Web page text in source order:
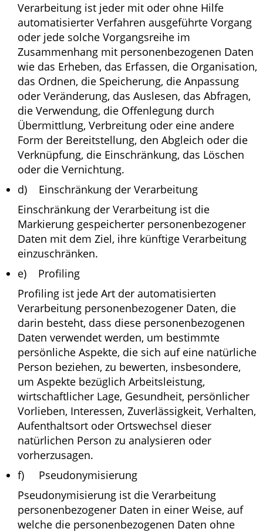
Verarbeitung ist jeder mit oder ohne Hilfe
automatisierter Verfahren ausgeführte Vorgang
oder jede solche Vorgangsreihe im
Zusammenhang mit personenbezogenen Daten
wie das Erheben, das Erfassen, die Organisation,
das Ordnen, die Speicherung, die Anpassung
oder Veränderung, das Auslesen, das Abfragen,
die Verwendung, die Offenlegung durch
Übermittlung, Verbreitung oder eine andere
Form der Bereitstellung, den Abgleich oder die
Verknüpfung, die Einschränkung, das Löschen
oder die Vernichtung.
d) Einschränkung der Verarbeitung
Einschränkung der Verarbeitung ist die
Markierung gespeicherter personenbezogener
Daten mit dem Ziel, ihre künftige Verarbeitung
einzuschränken.
e) Profiling
Profiling ist jede Art der automatisierten
Verarbeitung personenbezogener Daten, die
darin besteht, dass diese personenbezogenen
Daten verwendet werden, um bestimmte
persönliche Aspekte, die sich auf eine natürliche
Person beziehen, zu bewerten, insbesondere,
um Aspekte bezüglich Arbeitsleistung,
wirtschaftlicher Lage, Gesundheit, persönlicher
Vorlieben, Interessen, Zuverlässigkeit, Verhalten,
Aufenthaltsort oder Ortswechsel dieser
natürlichen Person zu analysieren oder
vorherzusagen.
f) Pseudonymisierung
Pseudonymisierung ist die Verarbeitung
personenbezogener Daten in einer Weise, auf
welche die personenbezogenen Daten ohne